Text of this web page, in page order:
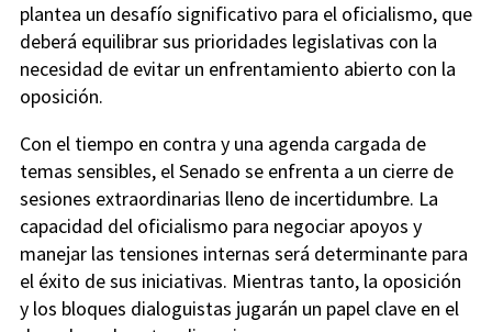
plantea un desafío significativo para el oficialismo, que
deberá equilibrar sus prioridades legislativas con la
necesidad de evitar un enfrentamiento abierto con la
oposición.
Con el tiempo en contra y una agenda cargada de
temas sensibles, el Senado se enfrenta a un cierre de
sesiones extraordinarias lleno de incertidumbre. La
capacidad del oficialismo para negociar apoyos y
manejar las tensiones internas será determinante para
el éxito de sus iniciativas. Mientras tanto, la oposición
y los bloques dialoguistas jugarán un papel clave en el